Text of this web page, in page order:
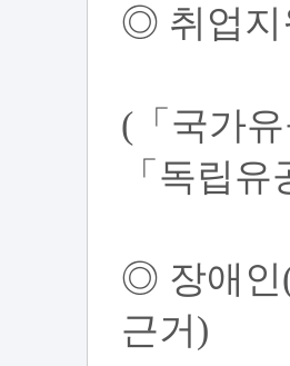
◎ 취업지
(「국가
「독립
◎ 장애인
근거)